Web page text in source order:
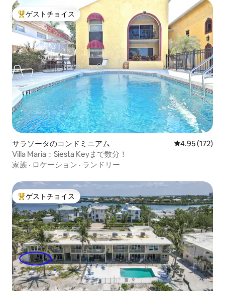
大好評のゲストチョイスです。
ゲストチョイス
サラソータのコンドミニアム レビュー172
4.95 (172)
Villa Maria：Siesta Keyまで数分！
家族 · ロケーション · ランドリー
大好評のゲストチョイスです。
ゲストチョイス